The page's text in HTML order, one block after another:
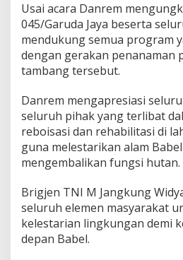
Usai acara Danrem
045/Garuda Jaya beserta
mendukung semua program
dengan gerakan penanaman
tambang tersebut.
Danrem mengapresiasi
seluruh pihak yang terlibat
reboisasi dan rehabilitasi di
guna melestarikan alam
mengembalikan fungsi hutan.
Brigjen TNI M Jangkung
seluruh elemen masyarakat
kelestarian lingkungan demi
depan Babel.